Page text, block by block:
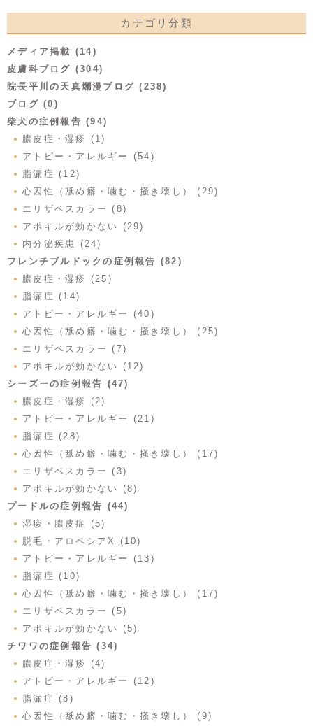
カテゴリ分類
メディア掲載 (14)
皮膚科ブログ (304)
院長平川の天真爛漫ブログ (238)
ブログ (0)
柴犬の症例報告 (94)
膿皮症・湿疹 (1)
アトピー・アレルギー (54)
脂漏症 (12)
心因性（舐め癖・噛む・掻き壊し） (29)
エリザベスカラー (8)
アポキルが効かない (29)
内分泌疾患 (24)
フレンチブルドックの症例報告 (82)
膿皮症・湿疹 (25)
脂漏症 (14)
アトピー・アレルギー (40)
心因性（舐め癖・噛む・掻き壊し） (25)
エリザベスカラー (7)
アポキルが効かない (12)
シーズーの症例報告 (47)
膿皮症・湿疹 (2)
アトピー・アレルギー (21)
脂漏症 (28)
心因性（舐め癖・噛む・掻き壊し） (17)
エリザベスカラー (3)
アポキルが効かない (8)
プードルの症例報告 (44)
湿疹・膿皮症 (5)
脱毛・アロペシアX (10)
アトピー・アレルギー (13)
脂漏症 (10)
心因性（舐め癖・噛む・掻き壊し） (17)
エリザベスカラー (5)
アポキルが効かない (5)
チワワの症例報告 (34)
膿皮症・湿疹 (4)
アトピー・アレルギー (12)
脂漏症 (8)
心因性（舐め癖・噛む・掻き壊し） (9)